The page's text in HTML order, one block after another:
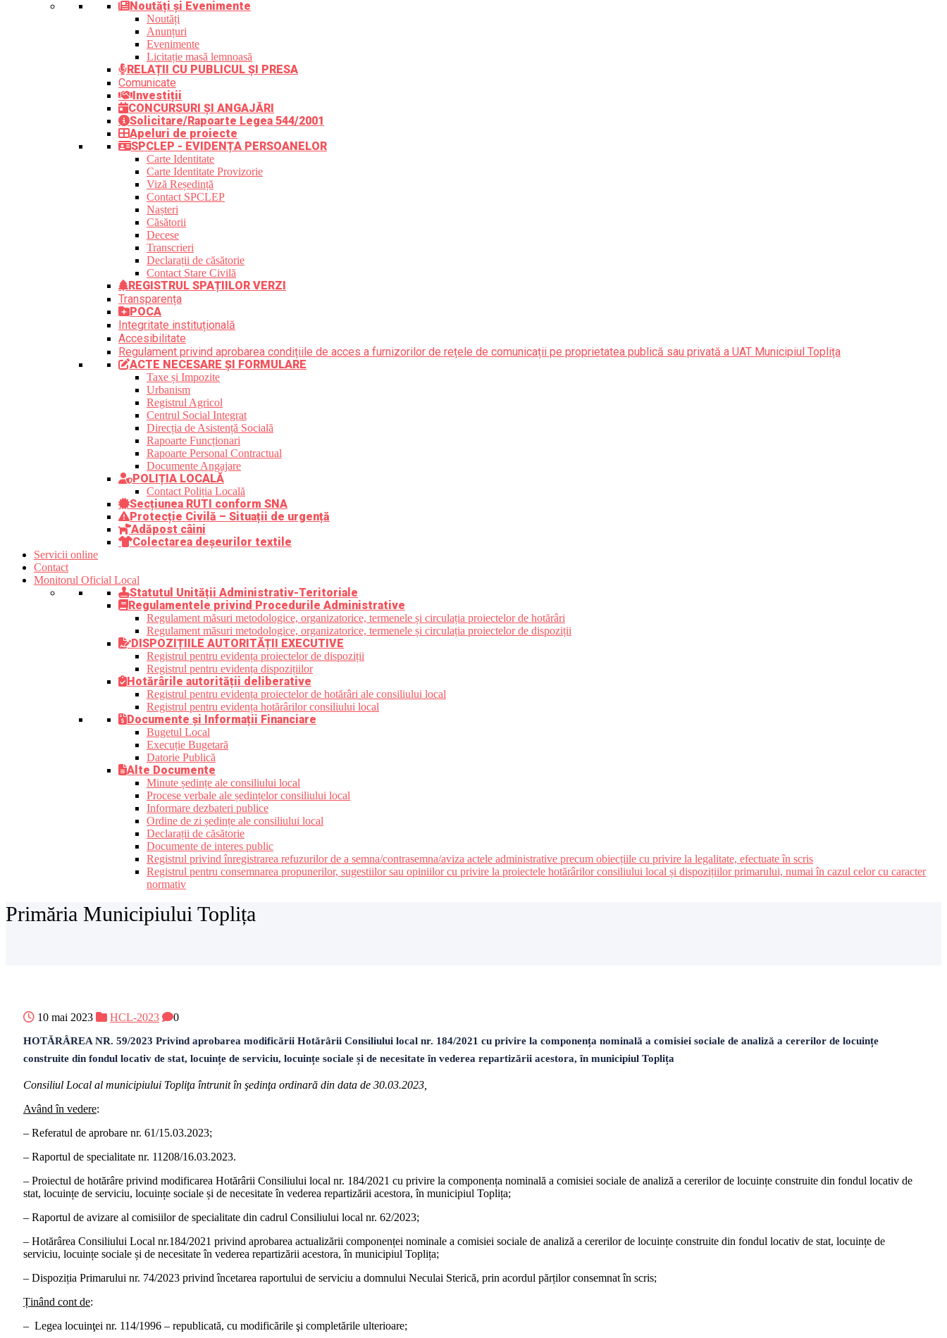
Noutăți și Evenimente
Noutăți
Anunțuri
Evenimente
Licitație masă lemnoasă
RELAȚII CU PUBLICUL ȘI PRESA
Comunicate
Investiții
CONCURSURI ȘI ANGAJĂRI
Solicitare/Rapoarte Legea 544/2001
Apeluri de proiecte
SPCLEP - EVIDENȚA PERSOANELOR
Carte Identitate
Carte Identitate Provizorie
Viză Reședință
Contact SPCLEP
Nașteri
Căsătorii
Decese
Transcrieri
Declarații de căsătorie
Contact Stare Civilă
REGISTRUL SPAȚIILOR VERZI
Transparența
POCA
Integritate instituțională
Accesibilitate
Regulament privind aprobarea condițiile de acces a furnizorilor de rețele de comunicații pe proprietatea publică sau privată a UAT Municipiul Toplița
ACTE NECESARE ȘI FORMULARE
Taxe și Impozite
Urbanism
Registrul Agricol
Centrul Social Integrat
Direcția de Asistență Socială
Rapoarte Funcționari
Rapoarte Personal Contractual
Documente Angajare
POLIȚIA LOCALĂ
Contact Poliția Locală
Secțiunea RUTI conform SNA
Protecție Civilă – Situații de urgență
Adăpost câini
Colectarea deșeurilor textile
Servicii online
Contact
Monitorul Oficial Local
Statutul Unității Administrativ-Teritoriale
Regulamentele privind Procedurile Administrative
Regulament măsuri metodologice, organizatorice, termenele și circulația proiectelor de hotărâri
Regulament măsuri metodologice, organizatorice, termenele și circulația proiectelor de dispoziții
DISPOZIȚIILE AUTORITĂȚII EXECUTIVE
Registrul pentru evidența proiectelor de dispoziții
Registrul pentru evidența dispozițiilor
Hotărârile autorității deliberative
Registrul pentru evidența proiectelor de hotărâri ale consiliului local
Registrul pentru evidența hotărârilor consiliului local
Documente și Informații Financiare
Bugetul Local
Execuție Bugetară
Datorie Publică
Alte Documente
Minute ședințe ale consiliului local
Procese verbale ale ședințelor consiliului local
Informare dezbateri publice
Ordine de zi ședințe ale consiliului local
Declarații de căsătorie
Documente de interes public
Registrul privind înregistrarea refuzurilor de a semna/contrasemna/aviza actele administrative precum obiecțiile cu privire la legalitate, efectuate în scris
Registrul pentru consemnarea propunerilor, sugestiilor sau opiniilor cu privire la proiectele hotărârilor consiliului local și dispozițiilor primarului, numai în cazul celor cu caracter
normativ
Primăria Municipiului Toplița
10 mai 2023 HCL-2023 0
HOTĂRÂREA NR. 59/2023 Privind aprobarea modificării Hotărârii Consiliului local nr. 184/2021 cu privire la componența nominală a comisiei sociale de analiză a cererilor de locuințe
construite din fondul locativ de stat, locuințe de serviciu, locuințe sociale și de necesitate în vederea repartizării acestora, în municipiul Toplița
Consiliul Local al municipiului Topliţa întrunit în şedinţa ordinară din data de 30.03.2023,
Având în vedere:
– Referatul de aprobare nr. 61/15.03.2023;
– Raportul de specialitate nr. 11208/16.03.2023.
– Proiectul de hotărâre privind modificarea Hotărârii Consiliului local nr. 184/2021 cu privire la componența nominală a comisiei sociale de analiză a cererilor de locuințe construite din fondul locativ de
stat, locuințe de serviciu, locuințe sociale și de necesitate în vederea repartizării acestora, în municipiul Toplița;
– Raportul de avizare al comisiilor de specialitate din cadrul Consiliului local nr. 62/2023;
– Hotărârea Consiliului Local nr.184/2021 privind aprobarea actualizării componenței nominale a comisiei sociale de analiză a cererilor de locuințe construite din fondul locativ de stat, locuințe de
serviciu, locuințe sociale și de necesitate în vederea repartizării acestora, în municipiul Toplița;
– Dispoziția Primarului nr. 74/2023 privind încetarea raportului de serviciu a domnului Neculai Sterică, prin acordul părților consemnat în scris;
Ținând cont de:
– Legea locuinţei nr. 114/1996 – republicată, cu modificările şi completările ulterioare;